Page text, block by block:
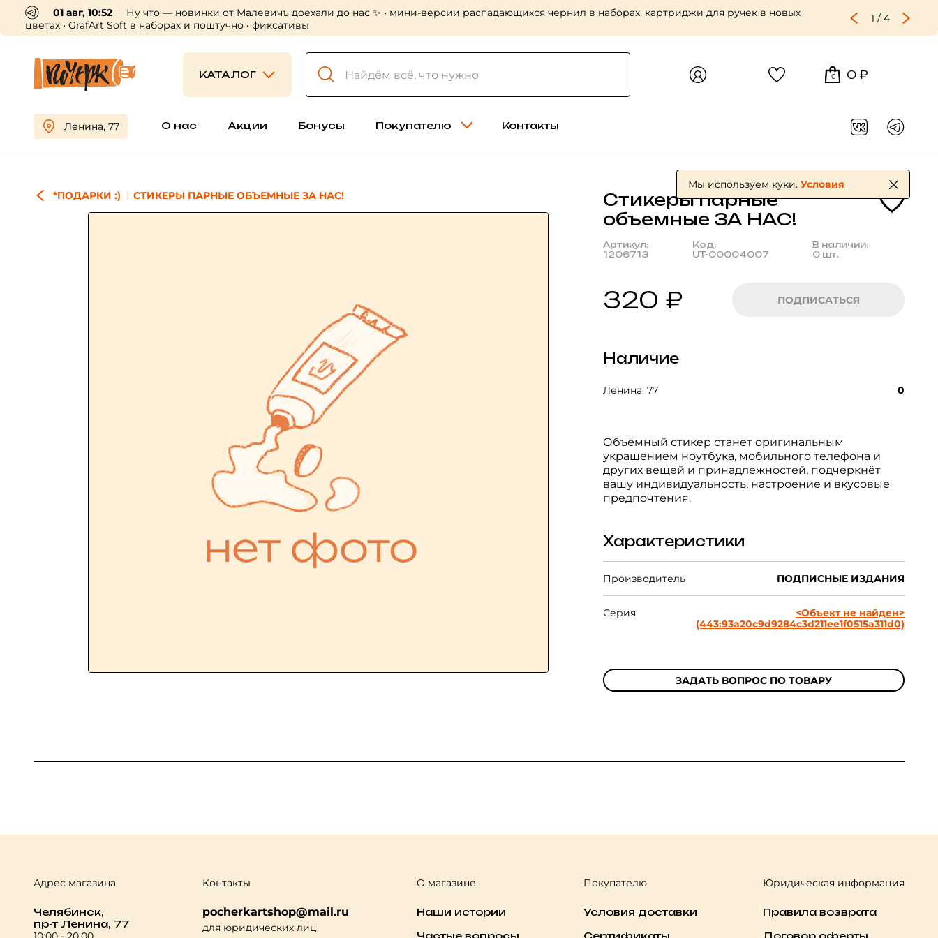
01 авг, 10:52
Ну что — новинки от Малевичъ доехали до нас ✨ • мини-версии распадающихся чернил в наборах, картриджи для ручек в новых
цветах • GrafArt Soft в наборах и поштучно • фиксативы
1 / 4
КАТАЛОГ 0 0 ₽
Ленина, 77 О нас Акции Бонусы Покупателю Контакты
*ПОДАРКИ :) СТИКЕРЫ ПАРНЫЕ ОБЪЕМНЫЕ ЗА НАС!
Стикеры парные
объемные ЗА НАС!
Артикул:
1206713
Код:
UT-00004007
В наличии:
0 шт.
320 ₽ ПОДПИСАТЬСЯ
Наличие
Ленина, 77 0
Объёмный стикер станет оригинальным
украшением ноутбука, мобильного телефона и
других вещей и принадлежностей, подчеркнёт
вашу индивидуальность, настроение и вкусовые
предпочтения.
Характеристики
Производитель ПОДПИСНЫЕ ИЗДАНИЯ
Серия
<Объект не найден>
(443:93a20c9d9284c3d211ee1f0515a311d0)
ЗАДАТЬ ВОПРОС ПО ТОВАРУ
Адрес магазина
Челябинск,
пр-т Ленина, 77
Контакты
pocherkartshop@mail.ru
для юридических лиц
О магазине
Наши истории
Частые вопросы
Покупателю
Условия доставки
Сертификаты
Юридическая информация
Правила возврата
Договор оферты
Мы используем куки. Условия